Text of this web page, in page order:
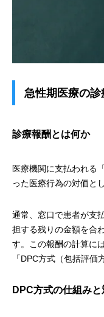
急性期医療の
診療報酬とは何か
医療機関に支払われる
った医療行為の対価と
通常、窓口で患者が支
担する残りの金額を合
す。この報酬の計算に
「DPC方式（包括評価
DPC方式の仕組みと